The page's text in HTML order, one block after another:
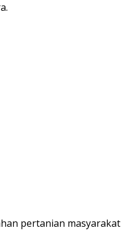
pertanian masyarakat